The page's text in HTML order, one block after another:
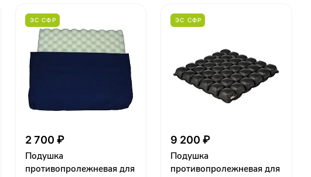
ЭС СФР
2 700 ₽
Подушка
противопролежневая для
ЭС СФР
9 200 ₽
Подушка
противопролежневая для